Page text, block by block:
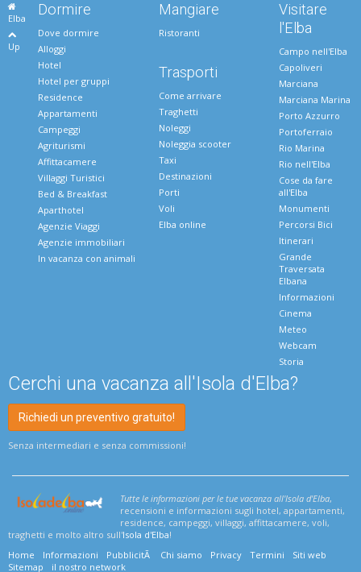
Elba
Up
Dormire
Dove dormire
Alloggi
Hotel
Hotel per gruppi
Residence
Appartamenti
Campeggi
Agriturismi
Affittacamere
Villaggi Turistici
Bed & Breakfast
Aparthotel
Agenzie Viaggi
Agenzie immobiliari
In vacanza con animali
Mangiare
Ristoranti
Trasporti
Come arrivare
Traghetti
Noleggi
Noleggia scooter
Taxi
Destinazioni
Porti
Voli
Elba online
Visitare
l'Elba
Campo nell'Elba
Capoliveri
Marciana
Marciana Marina
Porto Azzurro
Portoferraio
Rio Marina
Rio nell'Elba
Cose da fare
all'Elba
Monumenti
Percorsi Bici
Itinerari
Grande
Traversata
Elbana
Informazioni
Cinema
Meteo
Webcam
Storia
Cerchi una vacanza all'Isola d'Elba?
Richiedi un preventivo gratuito!
Senza intermediari e senza commissioni!
Tutte le informazioni per le tue vacanza all'Isola d'Elba,
recensioni e informazioni sugli hotel, appartamenti,
residence, campeggi, villaggi, affittacamere, voli,
traghetti e molto altro sull'Isola d'Elba!
Home
Informazioni PubblicitÃ Chi siamo Privacy Termini
Siti web
Sitemap
il nostro network